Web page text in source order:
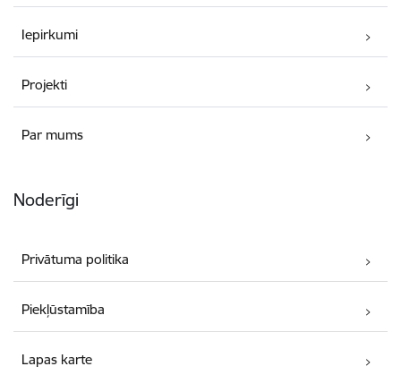
Iepirkumi
Projekti
Par mums
Noderīgi
Privātuma politika
Piekļūstamība
Lapas karte